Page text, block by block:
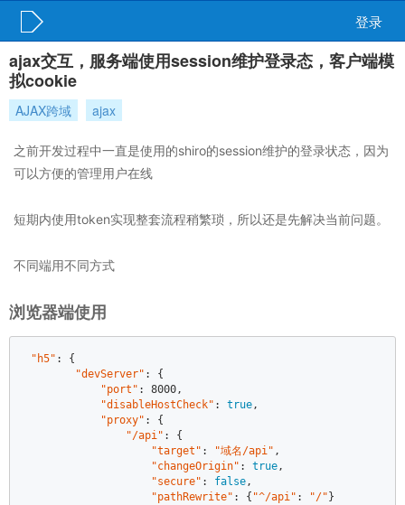
登录
ajax交互，服务端使用session维护登录态，客户端模
拟cookie
AJAX跨域 ajax
之前开发过程中一直是使用的shiro的session维护的登录状态，因为
可以方便的管理用户在线
短期内使用token实现整套流程稍繁琐，所以还是先解决当前问题。
不同端用不同方式
浏览器端使用
"h5" : {
"devServer" : {
"port" : 8000,
"disableHostCheck" : true,
"proxy" : {
"/api" : {
"target" : "域名/api" ,
"changeOrigin" : true,
"secure" : false,
"pathRewrite" : { "^/api" : "/" }